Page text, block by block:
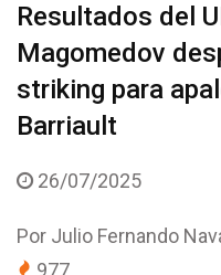
Resultados del
Magomedov
striking para
Barriault
26/07/2025
Por Julio Fernando